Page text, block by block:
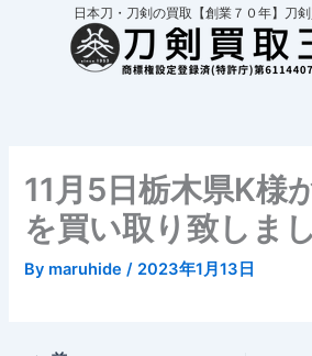
日本刀・刀剣の買取【創業７０年】刀
11月5日栃木県K様
を買い取り致しまし
By maruhide/ 2023年1月13日